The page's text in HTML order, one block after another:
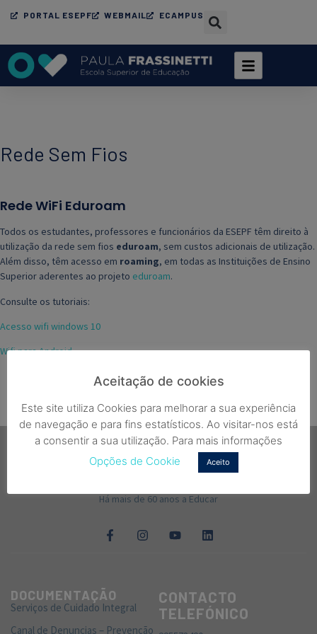
PORTAL ESEPF WEBMAIL ECAMPUS
Rede Sem Fios
Rede WiFi Eduroam
Todos os estudantes, professores e funcionários da ESEPF têm direito à
utilização da rede sem fios eduroam, sem custos adicionais de utilização.
Além disso, têm acesso em roaming, em todas as Instituições de Ensino
Superior aderentes ao projeto eduroam.
Consulte os tutoriais:
Acesso wifi windows 10
Wifi para Android
Há mais de 60 anos a Educar
DOCUMENTAÇÃO
Serviços de Cuidado Integral
Canal de Denuncias – Prevenção
CONTACTO
TELEFÓNICO
Aceitação de cookies
Este site utiliza Cookies para melhorar a sua experiência
de navegação e para fins estatísticos. Ao visitar-nos está
a consentir a sua utilização. Para mais informações
Opções de Cookie
Aceito